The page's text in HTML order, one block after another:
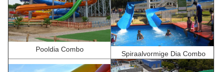
Pooldia Combo
Spiraalvormige Dia Combo